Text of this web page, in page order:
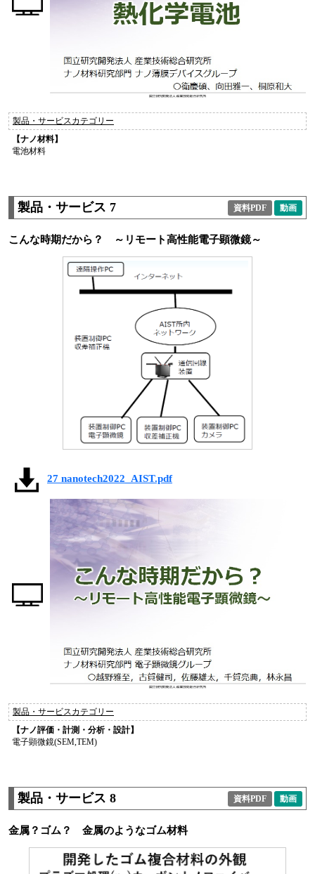
製品・サービスカテゴリー
【ナノ材料】
電池材料
製品・サービス 7 動画
資料PDF
こんな時期だから？ ～リモート高性能電子顕微鏡～
27 nanotech2022_AIST.pdf
製品・サービスカテゴリー
【ナノ評価・計測・分析・設計】
電子顕微鏡(SEM,TEM)
製品・サービス 8 動画
資料PDF
金属？ゴム？ 金属のようなゴム材料